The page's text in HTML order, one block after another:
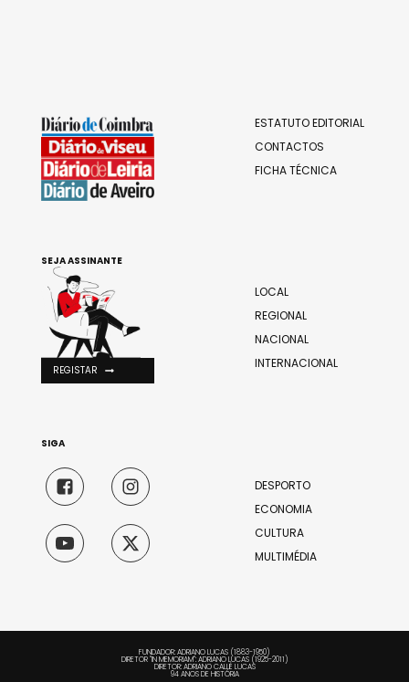
ESTATUTO EDITORIAL
CONTACTOS
FICHA TÉCNICA
LOCAL
REGIONAL
NACIONAL
INTERNACIONAL
DESPORTO
ECONOMIA
CULTURA
MULTIMÉDIA
SEJA ASSINANTE
REGISTAR
SIGA
FUNDADOR: ADRIANO LUCAS (1883-1950)
DIRETOR "IN MEMORIAM": ADRIANO LUCAS (1925-2011)
DIRETOR: ADRIANO CALLÉ LUCAS
94 ANOS DE HISTÓRIA